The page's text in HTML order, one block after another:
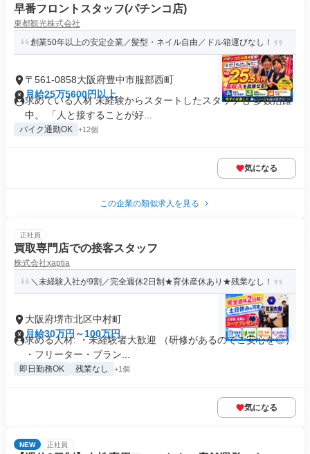
早番フロントスタッフ(パチンコ店)
東都観光株式会社
創業50年以上の安定企業／髪型・ネイル自由／ドル箱運びなし！
〒561-0858大阪府豊中市服部西町
月給25万5600円以上
求めている人材 未経験からスタートしたスタッフも 多数活躍
中。 「人と接することが好...
バイク通勤OK +12個
気になる
この企業の類似求人を見る
正社員
買取専門店での接客スタッフ
株式会社xaptia
＼未経験入社が9割／完全週休2日制★育休産休あり★残業なし！
大阪府堺市北区中村町
月給30万円～100万円
求める人材: ・未経験者大歓迎 （研修があるのでご安心を◎）
・フリーター・ブラン...
即日勤務OK 残業なし +1個
気になる
NEW 正社員